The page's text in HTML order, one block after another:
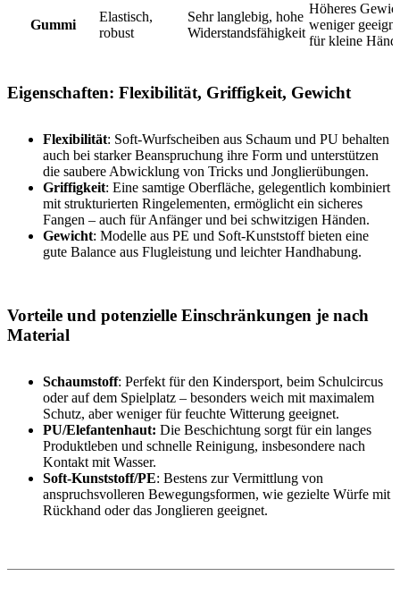
Gummi
Elastisch,
robust
Sehr langlebig, hohe
Widerstandsfähigkeit
Höheres
weniger
für kleine
Eigenschaften: Flexibilität, Griffigkeit, Gewicht
Flexibilität: Soft-Wurfscheiben aus Schaum und PU behalten
auch bei starker Beanspruchung ihre Form und unterstützen
die saubere Abwicklung von Tricks und Jonglierübungen.
Griffigkeit: Eine samtige Oberfläche, gelegentlich kombiniert
mit strukturierten Ringelementen, ermöglicht ein sicheres
Fangen – auch für Anfänger und bei schwitzigen Händen.
Gewicht: Modelle aus PE und Soft-Kunststoff bieten eine
gute Balance aus Flugleistung und leichter Handhabung.
Vorteile und potenzielle Einschränkungen je nach
Material
Schaumstoff: Perfekt für den Kindersport, beim Schulcircus
oder auf dem Spielplatz – besonders weich mit maximalem
Schutz, aber weniger für feuchte Witterung geeignet.
PU/Elefantenhaut: Die Beschichtung sorgt für ein langes
Produktleben und schnelle Reinigung, insbesondere nach
Kontakt mit Wasser.
Soft-Kunststoff/PE: Bestens zur Vermittlung von
anspruchsvolleren Bewegungsformen, wie gezielte Würfe mit
Rückhand oder das Jonglieren geeignet.